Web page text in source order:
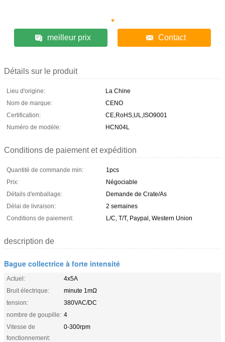
meilleur prix Contact
Détails sur le produit
Lieu d'origine:
La Chine
Nom de marque:
CENO
Certification:
CE,RoHS,UL,ISO9001
Numéro de modèle:
HCN04L
Conditions de paiement et expédition
Quantité de commande min:
1pcs
Prix:
Négociable
Détails d'emballage:
Demande de Crate/As
Délai de livraison:
2 semaines
Conditions de paiement:
L/C, T/T, Paypal, Western Union
description de
Bague collectrice à forte intensité
Actuel:
4x5A
Bruit électrique:
minute 1mΩ
tension:
380VAC/DC
nombre de goupille: 4
Vitesse de
fonctionnement:
0-300rpm